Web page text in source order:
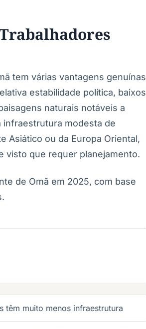
tem várias vantagens genuínas
estabilidade política, baixos
naturais notáveis a
infraestrutura modesta de
Asiático ou da Europa Oriental,
visto que requer planejamento.
de Omã em 2025, com base
têm muito menos infraestrutura